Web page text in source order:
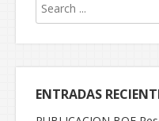
ENTRADAS